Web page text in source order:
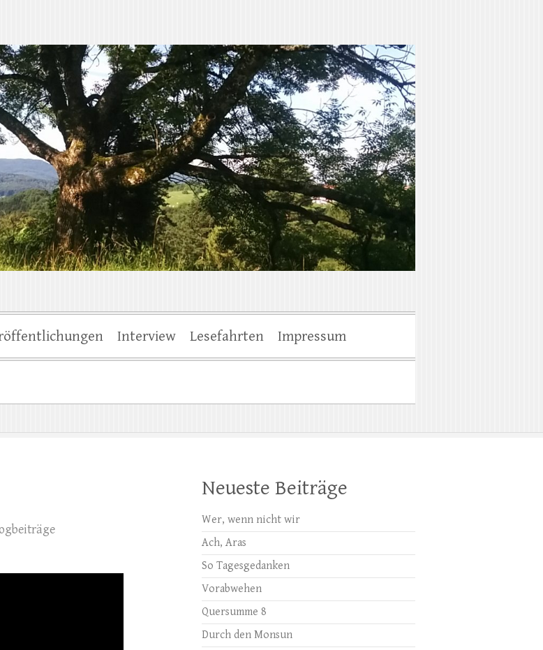
Interview Lesefahrten Impressum
Neueste Beiträge
Wer, wenn nicht wir
Ach, Aras
So Tagesgedanken
Vorabwehen
Quersumme 8
Durch den Monsun